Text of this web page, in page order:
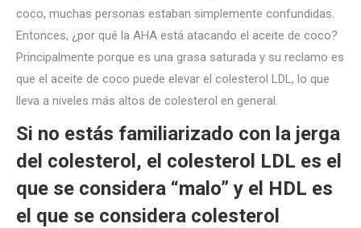
coco, muchas personas estaban simplemente confundidas.
Entonces, ¿por qué la AHA está atacando el aceite de coco?
Principalmente porque es una grasa saturada y su reclamo es
que el aceite de coco puede elevar el colesterol LDL, lo que
lleva a niveles más altos de colesterol en general.
Si no estás familiarizado con la jerga
del colesterol, el colesterol LDL es el
que se considera “malo” y el HDL es
el que se considera colesterol